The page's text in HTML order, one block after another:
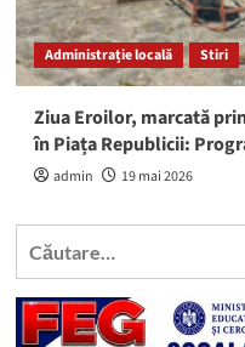
Administrație locală Stiri
Ziua Eroilor, marcată
în Piața Republicii:
admin 19 mai 2026
Caută